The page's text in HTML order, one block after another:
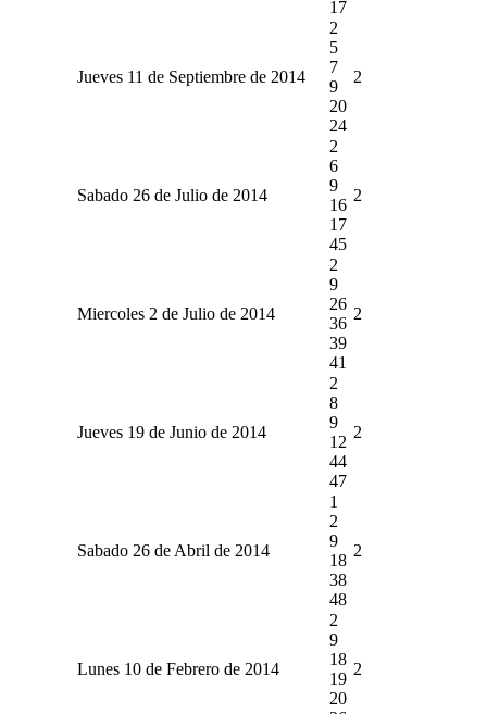
17
Jueves 11 de Septiembre de 2014
2
5
7
9
20
24
2
Sabado 26 de Julio de 2014
2
6
9
16
17
45
2
Miercoles 2 de Julio de 2014
2
9
26
36
39
41
2
Jueves 19 de Junio de 2014
2
8
9
12
44
47
2
Sabado 26 de Abril de 2014
1
2
9
18
38
48
2
Lunes 10 de Febrero de 2014
2
9
18
19
20
2